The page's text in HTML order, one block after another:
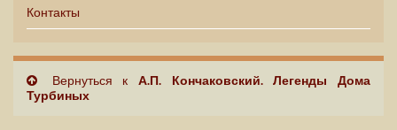
Контакты
Вернуться к А.П. Кончаковский. Легенды Дома
Турбиных